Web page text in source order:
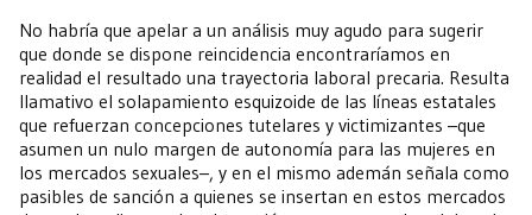
No habría que apelar a un análisis muy agudo para sugerir
que donde se dispone reincidencia encontraríamos en
realidad el resultado una trayectoria laboral precaria. Resulta
llamativo el solapamiento esquizoide de las líneas estatales
que refuerzan concepciones tutelares y victimizantes –que
asumen un nulo margen de autonomía para las mujeres en
los mercados sexuales–, y en el mismo ademán señala como
pasibles de sanción a quienes se insertan en estos mercados